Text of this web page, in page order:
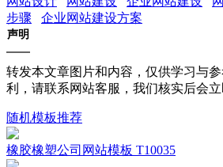
步骤
企业网站建设方案
声明
转发本文章图片和内容，仅供学习与
利，请联系网站客服，我们核实后会立
随机模板推荐
橡胶橡塑公司网站模板 T10035